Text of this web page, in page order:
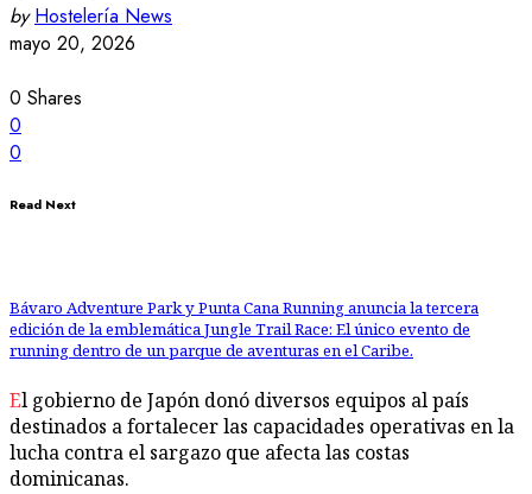
by Hostelería News
mayo 20, 2026
0 Shares
0
0
Read Next
Bávaro Adventure Park y Punta Cana Running anuncia la tercera
edición de la emblemática Jungle Trail Race: El único evento de
running dentro de un parque de aventuras en el Caribe.
El gobierno de Japón donó diversos equipos al país
destinados a fortalecer las capacidades operativas en la
lucha contra el sargazo que afecta las costas
dominicanas.